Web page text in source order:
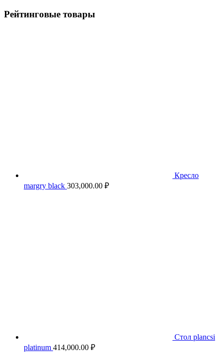
Рейтинговые товары
Кресло
margry black 303,000.00 ₽
Стол plancsi
platinum 414,000.00 ₽